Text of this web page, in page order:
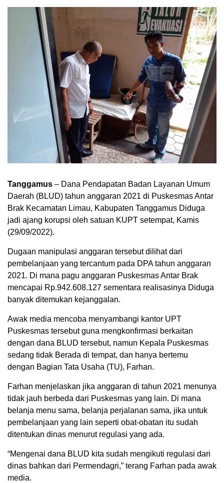
Tanggamus – Dana Pendapatan Badan Layanan Umum
Daerah (BLUD) tahun anggaran 2021 di Puskesmas Antar
Brak Kecamatan Limau, Kabupaten Tanggamus Diduga
jadi ajang korupsi oleh satuan KUPT setempat, Kamis
(29/09/2022).
Dugaan manipulasi anggaran tersebut dilihat dari
pembelanjaan yang tercantum pada DPA tahun anggaran
2021. Di mana pagu anggaran Puskesmas Antar Brak
mencapai Rp.942.608.127 sementara realisasinya Diduga
banyak ditemukan kejanggalan.
Awak media mencoba menyambangi kantor UPT
Puskesmas tersebut guna mengkonfirmasi berkaitan
dengan dana BLUD tersebut, namun Kepala Puskesmas
sedang tidak Berada di tempat, dan hanya bertemu
dengan Bagian Tata Usaha (TU), Farhan.
Farhan menjelaskan jika anggaran di tahun 2021 menunya
tidak jauh berbeda dari Puskesmas yang lain. Di mana
belanja menu sama, belanja perjalanan sama, jika untuk
pembelanjaan yang lain seperti obat-obatan itu sudah
ditentukan dinas menurut regulasi yang ada.
“Mengenai dana BLUD kita sudah mengikuti regulasi dari
dinas bahkan dari Permendagri,” terang Farhan pada awak
media.